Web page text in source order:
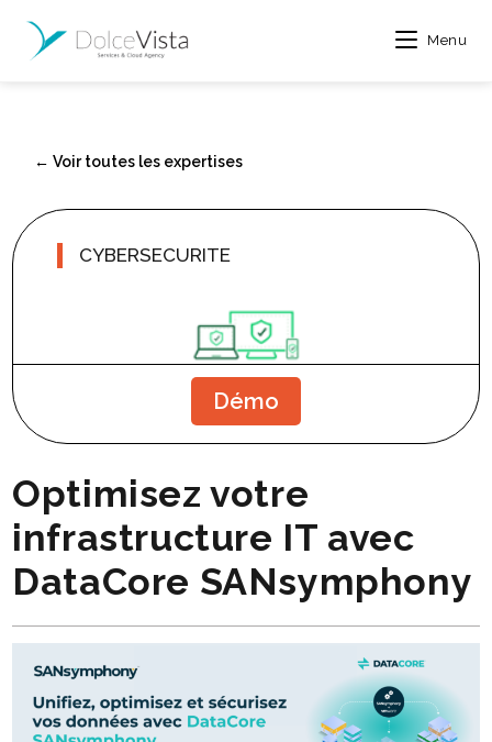
Menu
← Voir toutes les expertises
CYBERSECURITE
Démo
Optimisez votre
infrastructure IT avec
DataCore SANsymphony